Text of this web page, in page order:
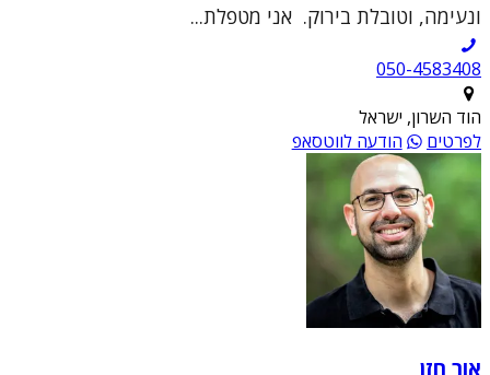
ונעימה, וטובלת בירוק. אני מטפלת...
050-4583408
הוד השרון, ישראל
לפרטים
הודעה לווטסאפ
אור חזן